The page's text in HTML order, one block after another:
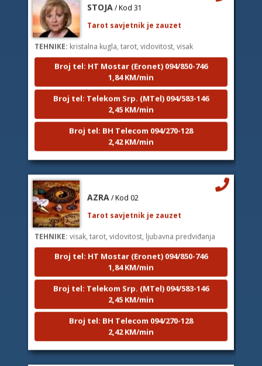
Tarot savjetnik je zauzet
TEHNIKE:kristalna kugla, tarot, vidovitost, visak
Broj tel: HT Mostar (Eronet) 094/850-746
1,84 KM/min
Broj tel: Telekom Srp. (MTel) 094/583-146
2,45 KM/min
Broj tel: BH Telecom 094/270-128
2,42 KM/min
TEHNIKE:visak, tarot, vidovitost, ljubavna predviđanja
Broj tel: HT Mostar (Eronet) 094/850-746
1,84 KM/min
Broj tel: Telekom Srp. (MTel) 094/583-146
2,45 KM/min
Broj tel: BH Telecom 094/270-128
2,42 KM/min